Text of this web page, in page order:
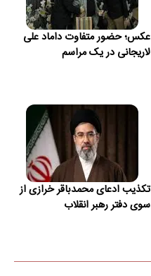
عکس؛ حضور متفاوت داماد علی
لاریجانی در یک مراسم
تکذیب ادعای محمدباقر خرازی از
سوی دفتر رهبر انقلاب